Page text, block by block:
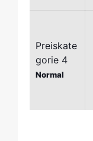
Preiskate
gorie 4
Normal